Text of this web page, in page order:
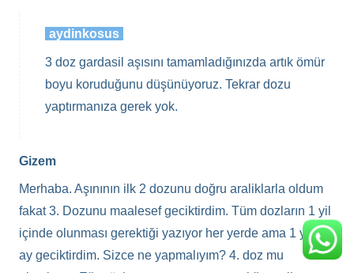
aydinkosus
3 doz gardasil aşısını tamamladığınızda artık ömür
boyu koruduğunu düşünüyoruz. Tekrar dozu
yaptırmanıza gerek yok.
Gizem
Merhaba. Aşınının ilk 2 dozunu doğru araliklarla oldum
fakat 3. Dozunu maalesef geciktirdim. Tüm dozların 1 yil
içinde olunması gerektiği yazıyor her yerde ama 1 yılı 2
ay geciktirdim. Sizce ne yapmalıyım? 4. doz mu